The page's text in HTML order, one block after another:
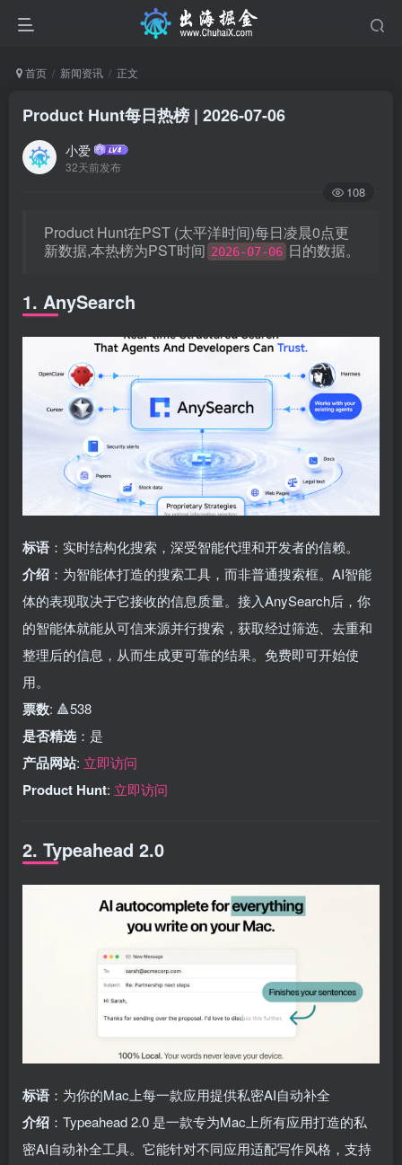
首页 新闻资讯 正文
Product Hunt每日热榜 | 2026-07-06
小爱
32天前发布
108
Product Hunt在PST (太平洋时间)每日凌晨0点更
新数据,本热榜为PST时间 2026-07-06 日的数据。
1. AnySearch
标语 ：实时结构化搜索，深受智能代理和开发者的信赖。
介绍 ：为智能体打造的搜索工具，而非普通搜索框。AI智能
体的表现取决于它接收的信息质量。接入AnySearch后，你
的智能体就能从可信来源并行搜索，获取经过筛选、去重和
整理后的信息，从而生成更可靠的结果。免费即可开始使
用。
票数: 🔺538
是否精选 ：是
产品网站: 立即访问
Product Hunt: 立即访问
2. Typeahead 2.0
标语 ：为你的Mac上每一款应用提供私密AI自动补全
介绍 ：Typeahead 2.0 是一款专为Mac上所有应用打造的私
密AI自动补全工具。它能针对不同应用适配写作风格，支持